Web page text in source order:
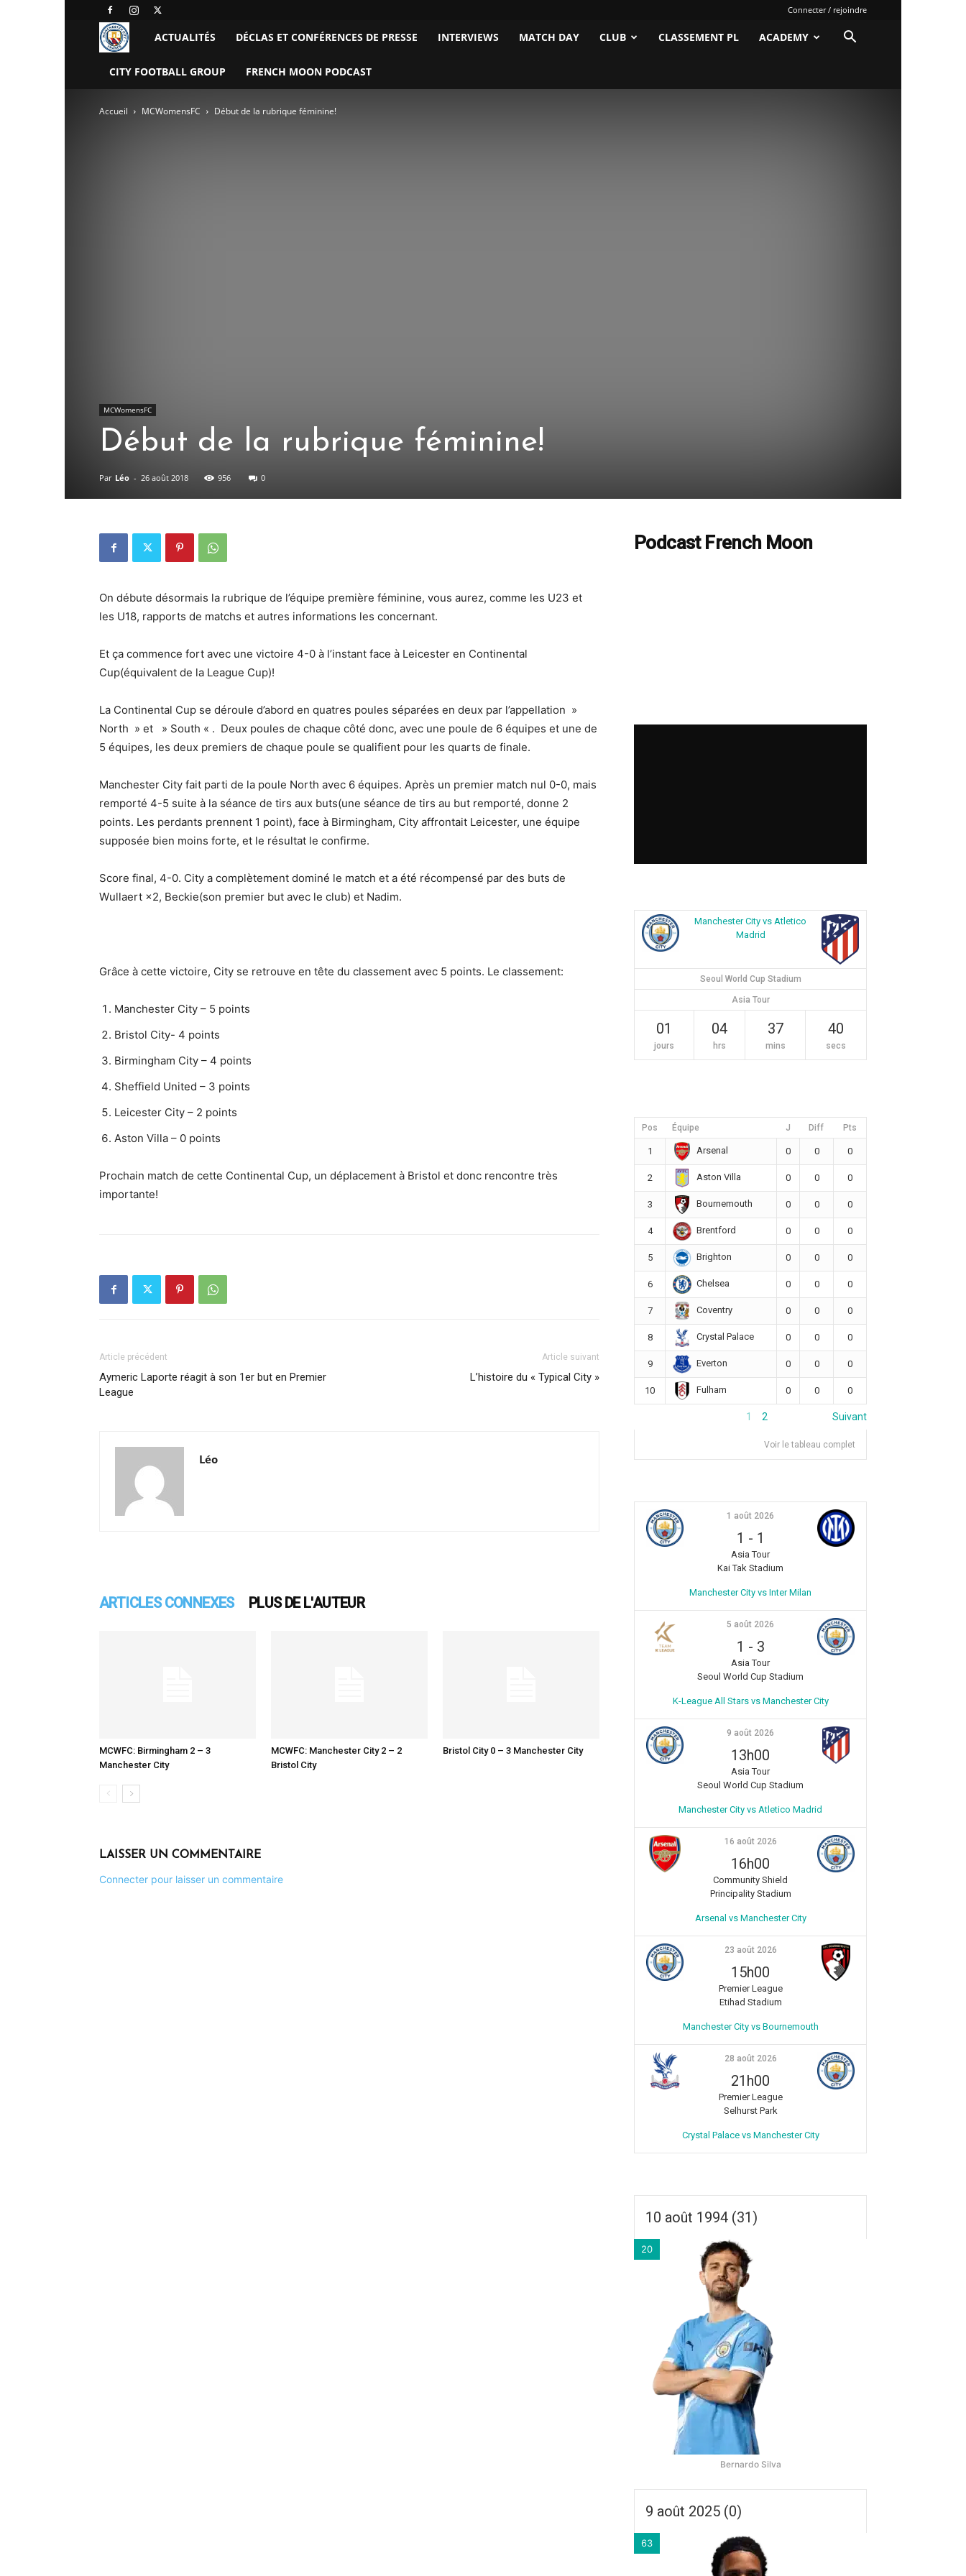
Connecter / rejoindre
Manchester
City
FC
ACTUALITÉS DÉCLAS ET CONFÉRENCES DE PRESSE INTERVIEWS MATCH DAY CLUB CLASSEMENT PL ACADEMY
CITY FOOTBALL GROUP FRENCH MOON PODCAST
Accueil MCWomensFC Début de la rubrique féminine!
MCWomensFC
Début de la rubrique féminine!
Par Léo - 26 août 2018 956 0
On débute désormais la rubrique de l’équipe première féminine, vous aurez, comme les U23 et
les U18, rapports de matchs et autres informations les concernant.
Et ça commence fort avec une victoire 4-0 à l’instant face à Leicester en Continental
Cup(équivalent de la League Cup)!
La Continental Cup se déroule d’abord en quatres poules séparées en deux par l’appellation »
North » et » South « . Deux poules de chaque côté donc, avec une poule de 6 équipes et une de
5 équipes, les deux premiers de chaque poule se qualifient pour les quarts de finale.
Manchester City fait parti de la poule North avec 6 équipes. Après un premier match nul 0-0, mais
remporté 4-5 suite à la séance de tirs aux buts(une séance de tirs au but remporté, donne 2
points. Les perdants prennent 1 point), face à Birmingham, City affrontait Leicester, une équipe
supposée bien moins forte, et le résultat le confirme.
Score final, 4-0. City a complètement dominé le match et a été récompensé par des buts de
Wullaert ×2, Beckie(son premier but avec le club) et Nadim.
Grâce à cette victoire, City se retrouve en tête du classement avec 5 points. Le classement:
Manchester City – 5 points
Bristol City- 4 points
Birmingham City – 4 points
Sheffield United – 3 points
Leicester City – 2 points
Aston Villa – 0 points
Prochain match de cette Continental Cup, un déplacement à Bristol et donc rencontre très
importante!
Article précédent
Aymeric Laporte réagit à son 1er but en Premier
League
Article suivant
L’histoire du « Typical City »
Léo
ARTICLES CONNEXES PLUS DE L'AUTEUR
MCWFC: Birmingham 2 – 3
Manchester City
MCWFC: Manchester City 2 – 2
Bristol City
Bristol City 0 – 3 Manchester City
LAISSER UN COMMENTAIRE
Connecter pour laisser un commentaire
Podcast French Moon
Manchester City vs Atletico
Madrid
Seoul World Cup Stadium
Asia Tour
01
jours
04
hrs
37
mins
39
secs
Pos Équipe J Diff Pts
1 Arsenal 0 0 0
2 Aston Villa 0 0 0
3 Bournemouth 0 0 0
4 Brentford 0 0 0
5 Brighton 0 0 0
6 Chelsea 0 0 0
7 Coventry 0 0 0
8 Crystal Palace 0 0 0
9 Everton 0 0 0
10 Fulham 0 0 0
1 2 Suivant
Voir le tableau complet
1 août 2026
1 - 1
Asia Tour
Kai Tak Stadium
Manchester City vs Inter Milan
5 août 2026
1 - 3
Asia Tour
Seoul World Cup Stadium
K-League All Stars vs Manchester City
9 août 2026
13h00
Asia Tour
Seoul World Cup Stadium
Manchester City vs Atletico Madrid
16 août 2026
16h00
Community Shield
Principality Stadium
Arsenal vs Manchester City
23 août 2026
15h00
Premier League
Etihad Stadium
Manchester City vs Bournemouth
28 août 2026
21h00
Premier League
Selhurst Park
Crystal Palace vs Manchester City
10 août 1994 (31)
20
Bernardo Silva
9 août 2025 (0)
63